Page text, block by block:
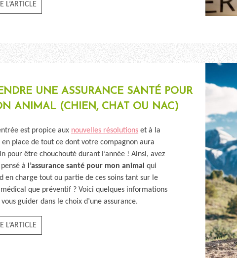
L’ARTICLE
UNE ASSURANCE SANTÉ POUR
ANIMAL (CHIEN, CHAT OU NAC)
est propice aux nouvelles résolutions et à la
en place de tout ce dont votre compagnon aura
pour être chouchouté durant l’année ! Ainsi, avez
à
l’assurance santé pour mon animal qui
en charge tout ou partie de ces soins tant sur le
que préventif ? Voici quelques informations
guider dans le choix d’une assurance.
L’ARTICLE